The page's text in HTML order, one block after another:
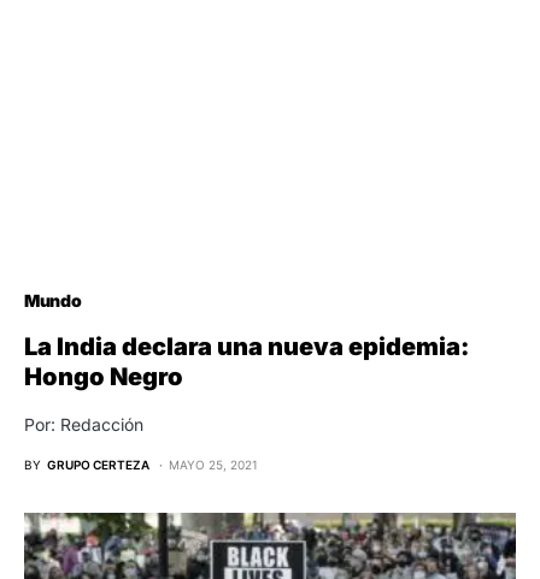
Mundo
La India declara una nueva epidemia:
Hongo Negro
Por: Redacción
BY GRUPO CERTEZA MAYO 25, 2021